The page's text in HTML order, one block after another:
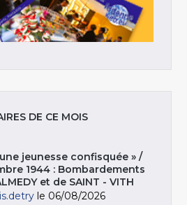
DE CE MOIS
jeunesse confisquée » /
1944 : Bombardements
et de SAINT - VITH
le 06/08/2026